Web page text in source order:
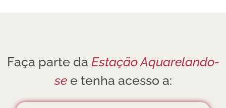
Faça parte da Estação Aquarelando-
see tenha acesso a: